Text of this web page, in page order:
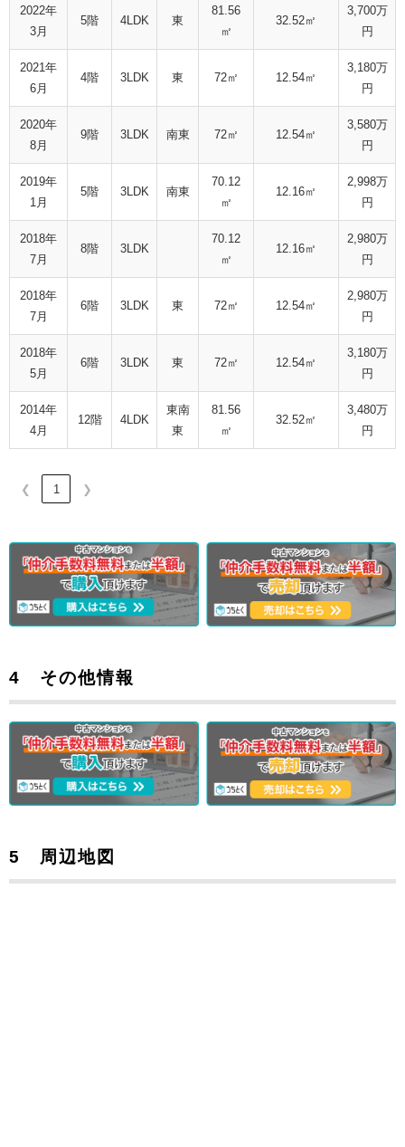
2022年
3月
5階 4LDK 東
81.56
㎡
32.52㎡
3,700万
円
2021年
6月
4階 3LDK 東 72㎡ 12.54㎡
3,180万
円
2020年
8月
9階 3LDK 南東 72㎡ 12.54㎡
3,580万
円
2019年
1月
5階 3LDK 南東
70.12
㎡
12.16㎡
2,998万
円
2018年
7月
8階 3LDK
70.12
㎡
12.16㎡
2,980万
円
2018年
7月
6階 3LDK 東 72㎡ 12.54㎡
2,980万
円
2018年
5月
6階 3LDK 東 72㎡ 12.54㎡
3,180万
円
2014年
4月
12階 4LDK
東南
東
81.56
㎡
32.52㎡
3,480万
円
❮ 1 ❯
4 その他情報
5 周辺地図